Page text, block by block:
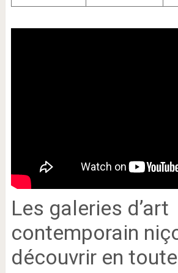
Les galeries d’art
contemporain
découvrir en